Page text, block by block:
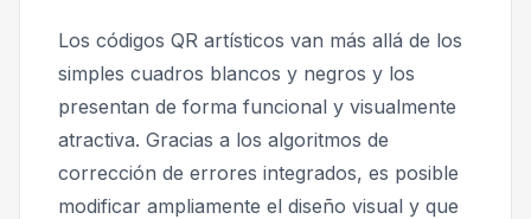
Los códigos QR artísticos van más allá de los
simples cuadros blancos y negros y los
presentan de forma funcional y visualmente
atractiva. Gracias a los algoritmos de
corrección de errores integrados, es posible
modificar ampliamente el diseño visual y que